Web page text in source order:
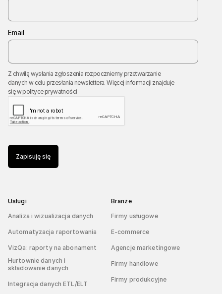
Email
Z chwilą wysłania zgłoszenia rozpoczniemy przetwarzanie
danych w celu przesłania newslettera. Więcej informacji znajduje
się wpolityce prywatności
Zapisuję się
Usługi
Analiza i wizualizacja danych
Automatyzacja raportowania
VizQa: raporty na abonament
Hurtownie danych i
składowanie danych
Integracja danych ETL/ELT
Branże
Firmy usługowe
E-commerce
Agencje marketingowe
Firmy handlowe
Firmy produkcyjne